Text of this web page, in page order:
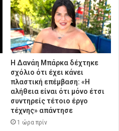
Η Δανάη Μπάρκα δέχτηκε
σχόλιο ότι έχει κάνει
πλαστική επέμβαση: «Η
αλήθεια είναι ότι μόνο έτσι
συντηρείς τέτοιο έργο
τέχνης» απάντησε
1 ώρα πρίν